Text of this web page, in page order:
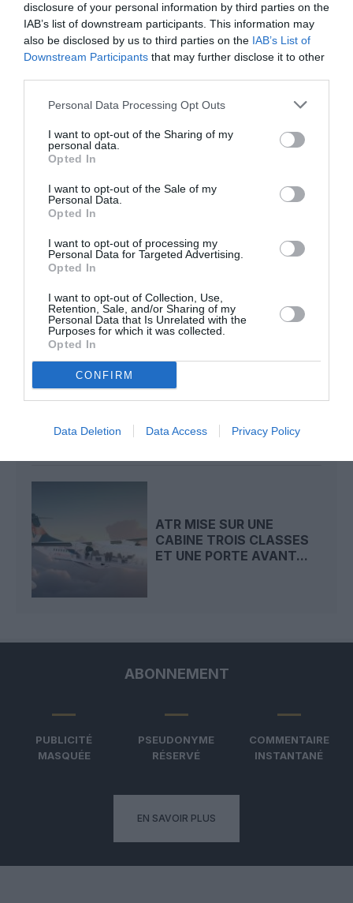
disclosure of your personal information by third parties on the
IAB’s list of downstream participants. This information may
also be disclosed by us to third parties on the IAB’s List of
Downstream Participants that may further disclose it to other
Personal Data Processing Opt Outs
I want to opt-out of the Sharing of my
personal data.
Opted In
I want to opt-out of the Sale of my
Personal Data.
Opted In
I want to opt-out of processing my
Personal Data for Targeted Advertising.
Opted In
I want to opt-out of Collection, Use,
Retention, Sale, and/or Sharing of my
Personal Data that Is Unrelated with the
Purposes for which it was collected.
Opted In
CONFIRM
Data Deletion Data Access Privacy Policy
Pyramides, croisières et mer Rouge : l’Égypte mise sur
une saison record malgré le contexte géopolitique
SA LIAISON DIRECTE NEW
YORK-TEL...
DE SONDE SECRET DE
ATR MISE SUR UNE
CABINE TROIS CLASSES
ET UNE PORTE AVANT...
ABONNEMENT
PUBLICITÉ
MASQUÉE
PSEUDONYME
RÉSERVÉ
COMMENTAIRE
INSTANTANÉ
EN SAVOIR PLUS